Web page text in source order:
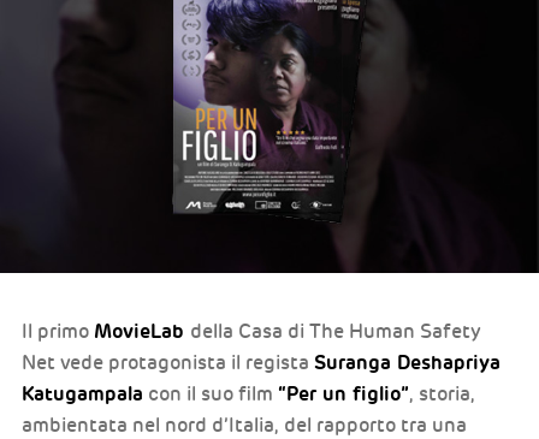
Il primo MovieLab della Casa di The Human Safety
Net vede protagonista il regista Suranga Deshapriya
Katugampala con il suo film “Per un figlio”, storia,
ambientata nel nord d’Italia, del rapporto tra una